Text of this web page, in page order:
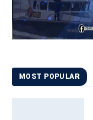
MOST POPULAR